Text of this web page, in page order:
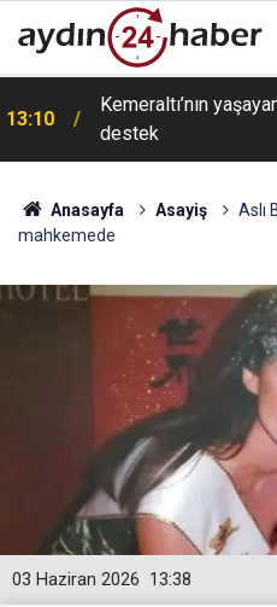
13:10
Kemeraltı’nın
destek
Anasayfa Asayiş
Aslı
mahkemede
13:38
03 Haziran 2026